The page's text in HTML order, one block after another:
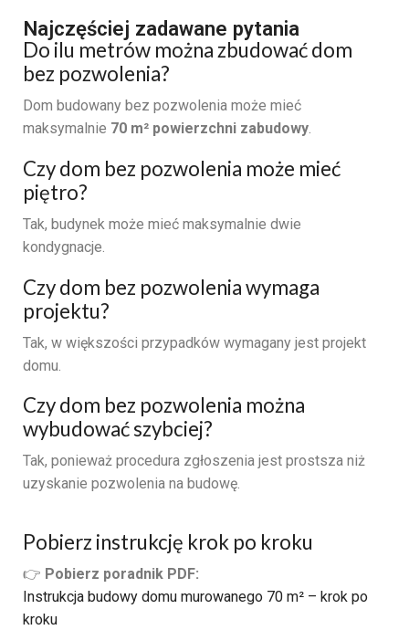
Najczęściej zadawane pytania
Do ilu metrów można zbudować dom
bez pozwolenia?
Dom budowany bez pozwolenia może mieć
maksymalnie 70 m² powierzchni zabudowy.
Czy dom bez pozwolenia może mieć
piętro?
Tak, budynek może mieć maksymalnie dwie
kondygnacje.
Czy dom bez pozwolenia wymaga
projektu?
Tak, w większości przypadków wymagany jest projekt
domu.
Czy dom bez pozwolenia można
wybudować szybciej?
Tak, ponieważ procedura zgłoszenia jest prostsza niż
uzyskanie pozwolenia na budowę.
Pobierz instrukcję krok po kroku
👉 Pobierz poradnik PDF:
Instrukcja budowy domu murowanego 70 m² – krok po
kroku